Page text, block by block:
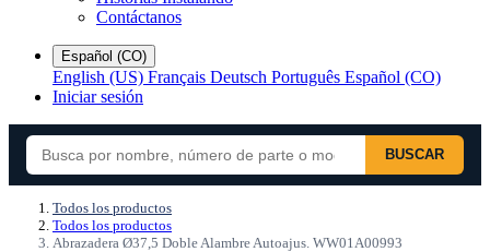
Contáctanos
Español (CO)
English (US) Français Deutsch Português Español (CO)
Iniciar sesión
BUSCAR
Todos los productos
Todos los productos
Abrazadera Ø37,5 Doble Alambre Autoajus. WW01A00993